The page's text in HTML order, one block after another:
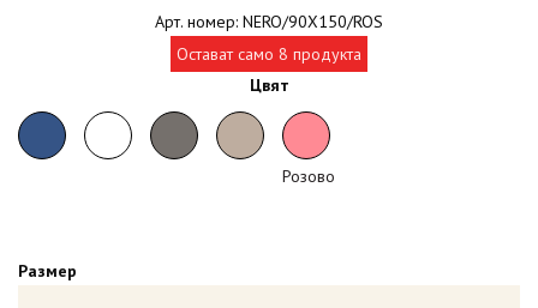
Арт. номер: NERO/90X150/ROS
Остават само 8 продукта
Цвят
Розово
Размер